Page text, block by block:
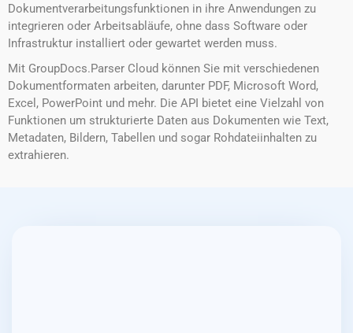
Dokumentverarbeitungsfunktionen in ihre Anwendungen zu
integrieren oder Arbeitsabläufe, ohne dass Software oder
Infrastruktur installiert oder gewartet werden muss.
Mit GroupDocs.Parser Cloud können Sie mit verschiedenen
Dokumentformaten arbeiten, darunter PDF, Microsoft Word,
Excel, PowerPoint und mehr. Die API bietet eine Vielzahl von
Funktionen um strukturierte Daten aus Dokumenten wie Text,
Metadaten, Bildern, Tabellen und sogar Rohdateiinhalten zu
extrahieren.